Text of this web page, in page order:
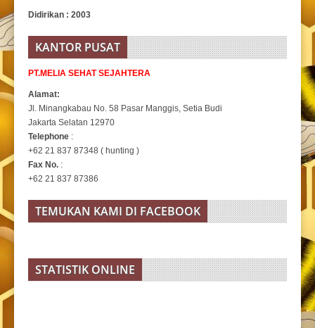
Didirikan : 2003
KANTOR PUSAT
PT.MELIA SEHAT SEJAHTERA
Alamat:
Jl. Minangkabau No. 58 Pasar Manggis, Setia Budi
Jakarta Selatan 12970
Telephone :
+62 21 837 87348 ( hunting )
Fax No. :
+62 21 837 87386
TEMUKAN KAMI DI FACEBOOK
STATISTIK ONLINE